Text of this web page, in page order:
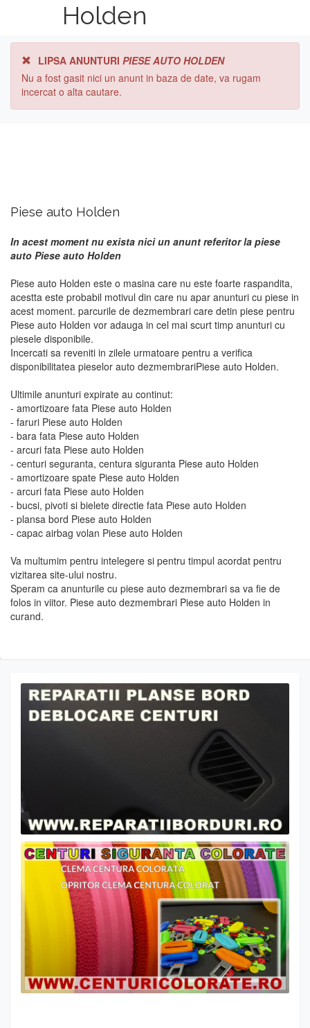
Holden
LIPSA ANUNTURI PIESE AUTO HOLDEN
Nu a fost gasit nici un anunt in baza de date, va rugam
incercat o alta cautare.
Piese auto Holden
In acest moment nu exista nici un anunt referitor la piese
auto Piese auto Holden
Piese auto Holden este o masina care nu este foarte raspandita,
acestta este probabil motivul din care nu apar anunturi cu piese in
acest moment. parcurile de dezmembrari care detin piese pentru
Piese auto Holden vor adauga in cel mai scurt timp anunturi cu
piesele disponibile.
Incercati sa reveniti in zilele urmatoare pentru a verifica
disponibilitatea pieselor auto dezmembrariPiese auto Holden.
Ultimile anunturi expirate au continut:
- amortizoare fata Piese auto Holden
- faruri Piese auto Holden
- bara fata Piese auto Holden
- arcuri fata Piese auto Holden
- centuri seguranta, centura siguranta Piese auto Holden
- amortizoare spate Piese auto Holden
- arcuri fata Piese auto Holden
- bucsi, pivoti si bielete directie fata Piese auto Holden
- plansa bord Piese auto Holden
- capac airbag volan Piese auto Holden
Va multumim pentru intelegere si pentru timpul acordat pentru
vizitarea site-ului nostru.
Speram ca anunturile cu piese auto dezmembrari sa va fie de
folos in viitor. Piese auto dezmembrari Piese auto Holden in
curand.